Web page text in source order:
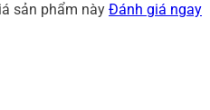
sản phẩm này Đánh giá ngay